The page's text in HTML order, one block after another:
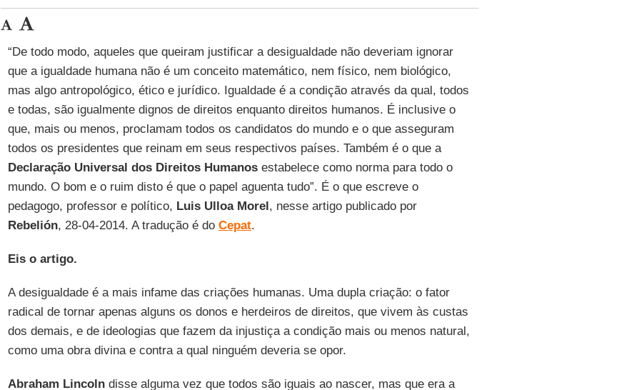
“De todo modo, aqueles que queiram justificar a desigualdade não deveriam ignorar
que a igualdade humana não é um conceito matemático, nem físico, nem biológico,
mas algo antropológico, ético e jurídico. Igualdade é a condição através da qual, todos
e todas, são igualmente dignos de direitos enquanto direitos humanos. É inclusive o
que, mais ou menos, proclamam todos os candidatos do mundo e o que asseguram
todos os presidentes que reinam em seus respectivos países. Também é o que a
Declaração Universal dos Direitos Humanosestabelece como norma para todo o
mundo. O bom e o ruim disto é que o papel aguenta tudo”. É o que escreve o
pedagogo, professor e político, Luis Ulloa Morel, nesse artigo publicado por
Rebelión, 28-04-2014. A tradução é do Cepat.
Eis o artigo.
A desigualdade é a mais infame das criações humanas. Uma dupla criação: o fator
radical de tornar apenas alguns os donos e herdeiros de direitos, que vivem às custas
dos demais, e de ideologias que fazem da injustiça a condição mais ou menos natural,
como uma obra divina e contra a qual ninguém deveria se opor.
Abraham Lincolndisse alguma vez que todos são iguais ao nascer, mas que era a